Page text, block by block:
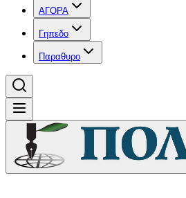
ΑΓΟΡΑ
Γηπεδο
Παραθυρο